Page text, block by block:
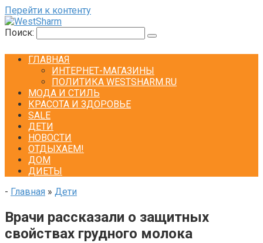
Перейти к контенту
Поиск:
ГЛАВНАЯ
ИНТЕРНЕТ-МАГАЗИНЫ
ПОЛИТИКА WESTSHARM.RU
МОДА И СТИЛЬ
КРАСОТА И ЗДОРОВЬЕ
SALE
ДЕТИ
НОВОСТИ
ОТДЫХАЕМ!
ДОМ
ДИЕТЫ
- Главная » Дети
Врачи рассказали о защитных
свойствах грудного молока